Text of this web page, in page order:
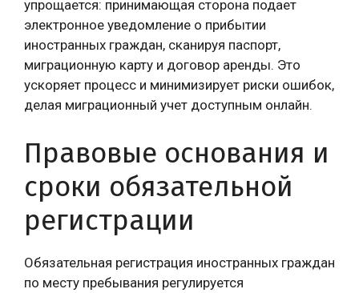
упрощается: принимающая сторона подает
электронное уведомление о прибытии
иностранных граждан, сканируя паспорт,
миграционную карту и договор аренды. Это
ускоряет процесс и минимизирует риски ошибок,
делая миграционный учет доступным онлайн.
Правовые основания и
сроки обязательной
регистрации
Обязательная регистрация иностранных граждан
по месту пребывания регулируется